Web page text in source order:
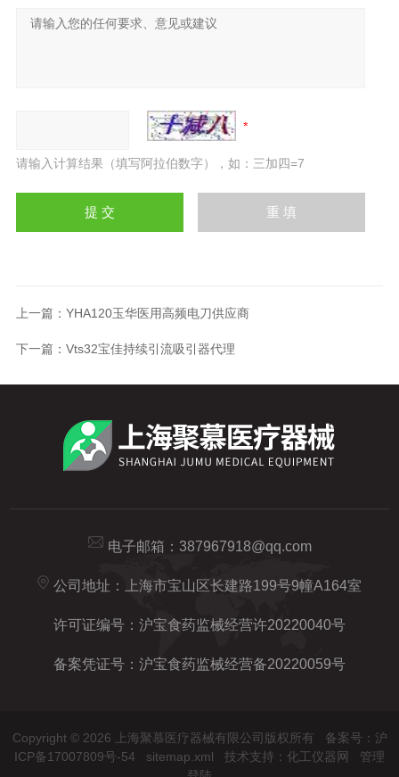
请输入计算结果（填写阿拉伯数字），如：三加四=7
上一篇： YHA120玉华医用高频电刀供应商
下一篇： Vts32宝佳持续引流吸引器代理
电子邮箱： 387967918@qq.com
公司地址：上海市宝山区长建路199号9幢A164室
许可证编号：沪宝食药监械经营许20220040号
备案凭证号：沪宝食药监械经营备20220059号
Copyright © 2026 上海聚慕医疗器械有限公司版权所有 备案号：沪
ICP备17007809号-54
sitemap.xml 技术支持： 化工仪器网
管理